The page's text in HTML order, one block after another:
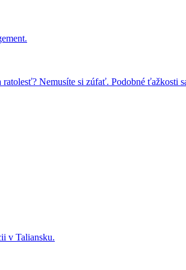
Nemusíte si zúfať. Podobné ťažkosti
v Taliansku.